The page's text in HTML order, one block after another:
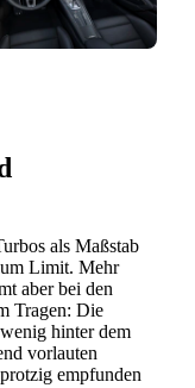
als Maßstab
Limit. Mehr
aber bei den
Tragen: Die
hinter dem
vorlauten
empfunden